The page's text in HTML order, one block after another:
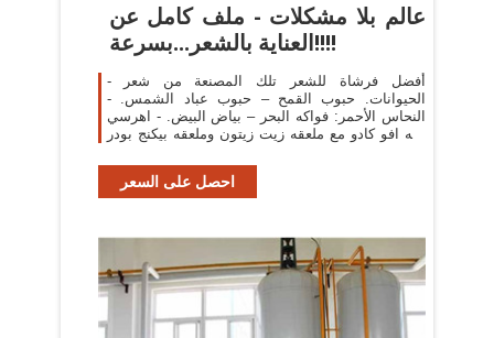
عالم بلا مشكلات - ملف كامل عن
العناية بالشعر...بسرعة!!!!
- أفضل فرشاة للشعر تلك المصنعة من شعر
الحيوانات. حبوب القمح – حبوب عباد الشمس. -
النحاس الأحمر: فواكه البحر – بياض البيض. - اهرسي
حبه افو كادو مع ملعقه زيت زيتون وملعقه بيكنج بودر
احصل على السعر